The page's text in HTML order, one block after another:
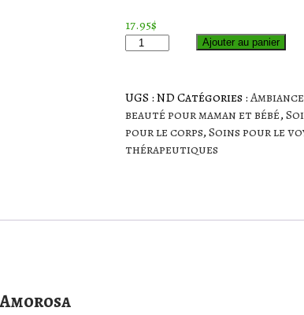
17.95$
quantité
de
massage
à
la
Ajouter au panier
UGS :NDCatégories :
beauté pour maman et bébé,
pour le corps,Soins pour le
thérapeutiques